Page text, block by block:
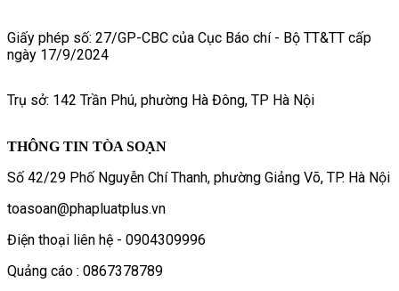
Giấy phép số: 27/GP-CBC của Cục Báo chí - Bộ TT&TT cấp
ngày 17/9/2024
Trụ sở: 142 Trần Phú, phường Hà Đông, TP Hà Nội
THÔNG TIN TÒA SOẠN
Số 42/29 Phố Nguyễn Chí Thanh, phường Giảng Võ, TP. Hà Nội
toasoan@phapluatplus.vn
Điện thoại liên hệ - 0904309996
Quảng cáo : 0867378789